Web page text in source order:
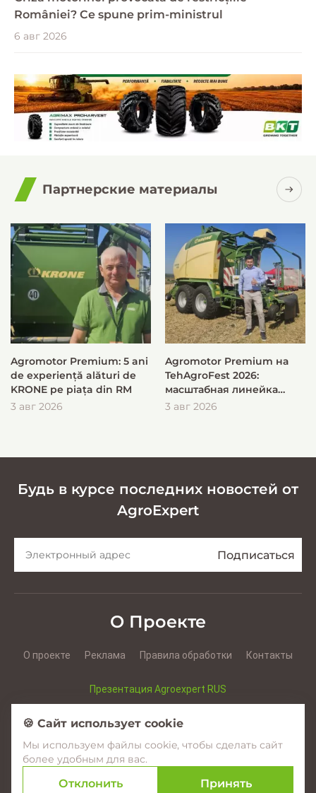
României? Ce spune prim-ministrul
6 авг 2026
Партнерские материалы
Agromotor Premium: 5 ani
de experiență alături de
KRONE pe piața din RM
3 авг 2026
Agromotor Premium на
TehAgroFest 2026:
масштабная линейка
KRONE для быстрой и
3 авг 2026
Будь в курсе последних новостей от
AgroExpert
О Проекте
О проекте Реклама Правила обработки Контакты
Презентация Agroexpert RUS
Facebook YouTube Instagram
© 2017–2026 Agroexpert.md
🍪 Сайт использует cookie
Мы используем файлы cookie, чтобы сделать сайт
более удобным для вас.
Отклонить Принять